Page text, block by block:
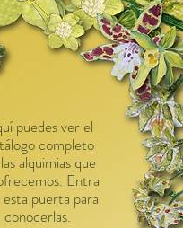
puedes ver el
completo
alquimias que
Entra
puerta para
conocerlas.